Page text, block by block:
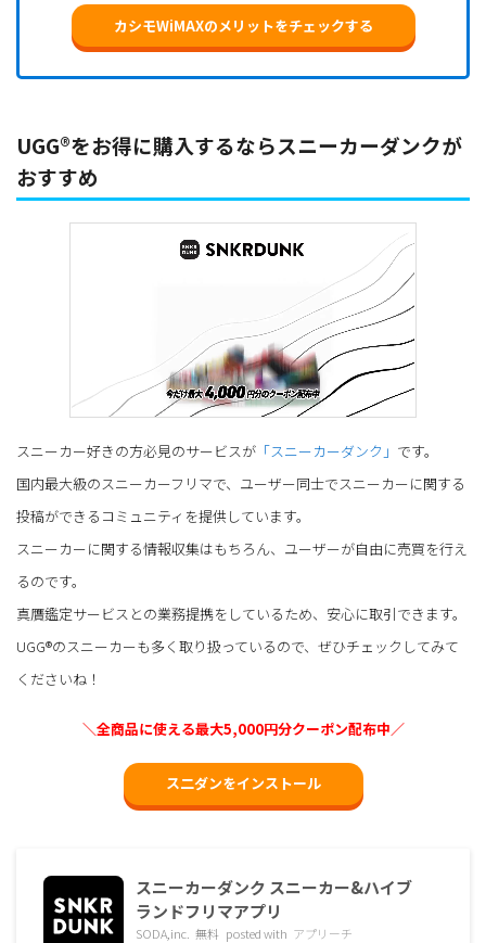
カシモWiMAXのメリットをチェックする
UGG®をお得に購入するならスニーカーダンクが
おすすめ
スニーカー好きの方必見のサービスが 「スニーカーダンク」 です。
国内最大級のスニーカーフリマで、ユーザー同士でスニーカーに関する
投稿ができるコミュニティを提供しています。
スニーカーに関する情報収集はもちろん、ユーザーが自由に売買を行え
るのです。
真贋鑑定サービスとの業務提携をしているため、安心に取引できます。
UGG®のスニーカーも多く取り扱っているので、ぜひチェックしてみて
くださいね！
＼全商品に使える最大5,000円分クーポン配布中／
ス二ダンをインストール
スニーカーダンク スニーカー&ハイブ
ランドフリマアプリ
SODA,inc. 無料 posted with アプリーチ